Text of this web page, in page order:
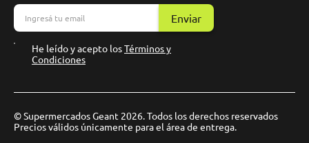
Enviar
He leído y acepto losTérminos y
Condiciones
© Supermercados Geant 2026. Todos los derechos reservados
Precios válidos únicamente para el área de entrega.